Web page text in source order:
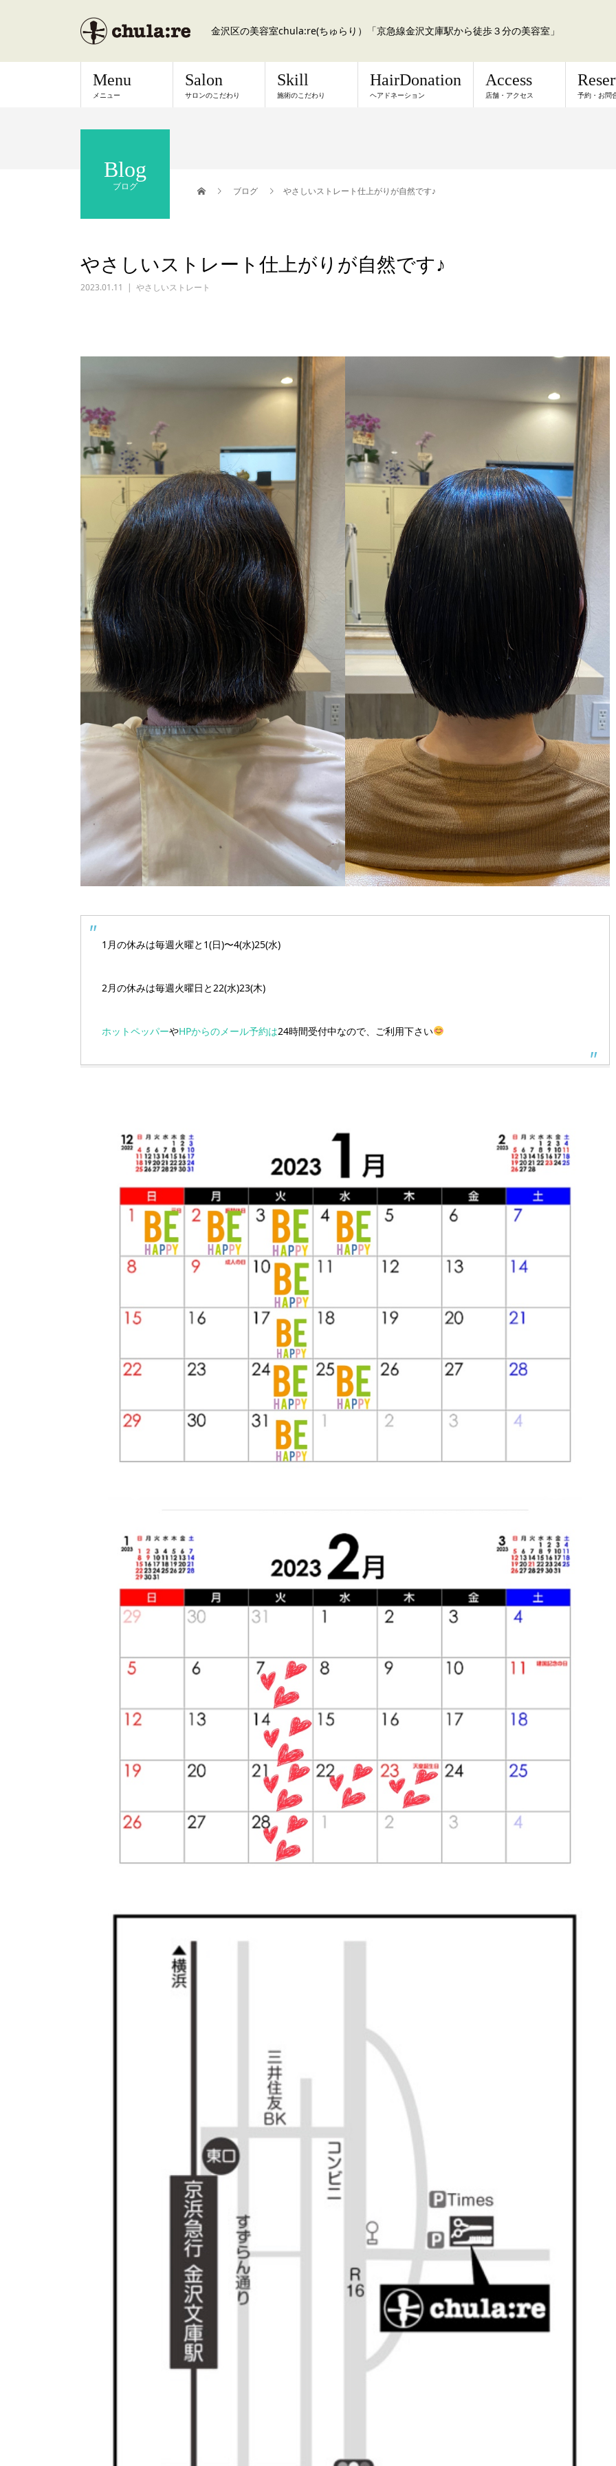
金沢区の美容室chula:re(ちゅらり）「京急線金沢文庫駅から徒歩３分の美容室」
Menu
メニュー
Salon
サロンのこだわり
Skill
施術のこだわり
HairDonation
ヘアドネーション
Access
店舗・アクセス 予約・お問
Blog
ブログ ブログ やさしいストレート仕上がりが自然です♪
やさしいストレート仕上がりが自然です♪
2023.01.11 やさしいストレート
1月の休みは毎週火曜と1(日)〜4(水)25(水)
2月の休みは毎週火曜日と22(水)23(木)
ホットペッパーやHPからのメール予約は24時間受付中なので、ご利用下さい